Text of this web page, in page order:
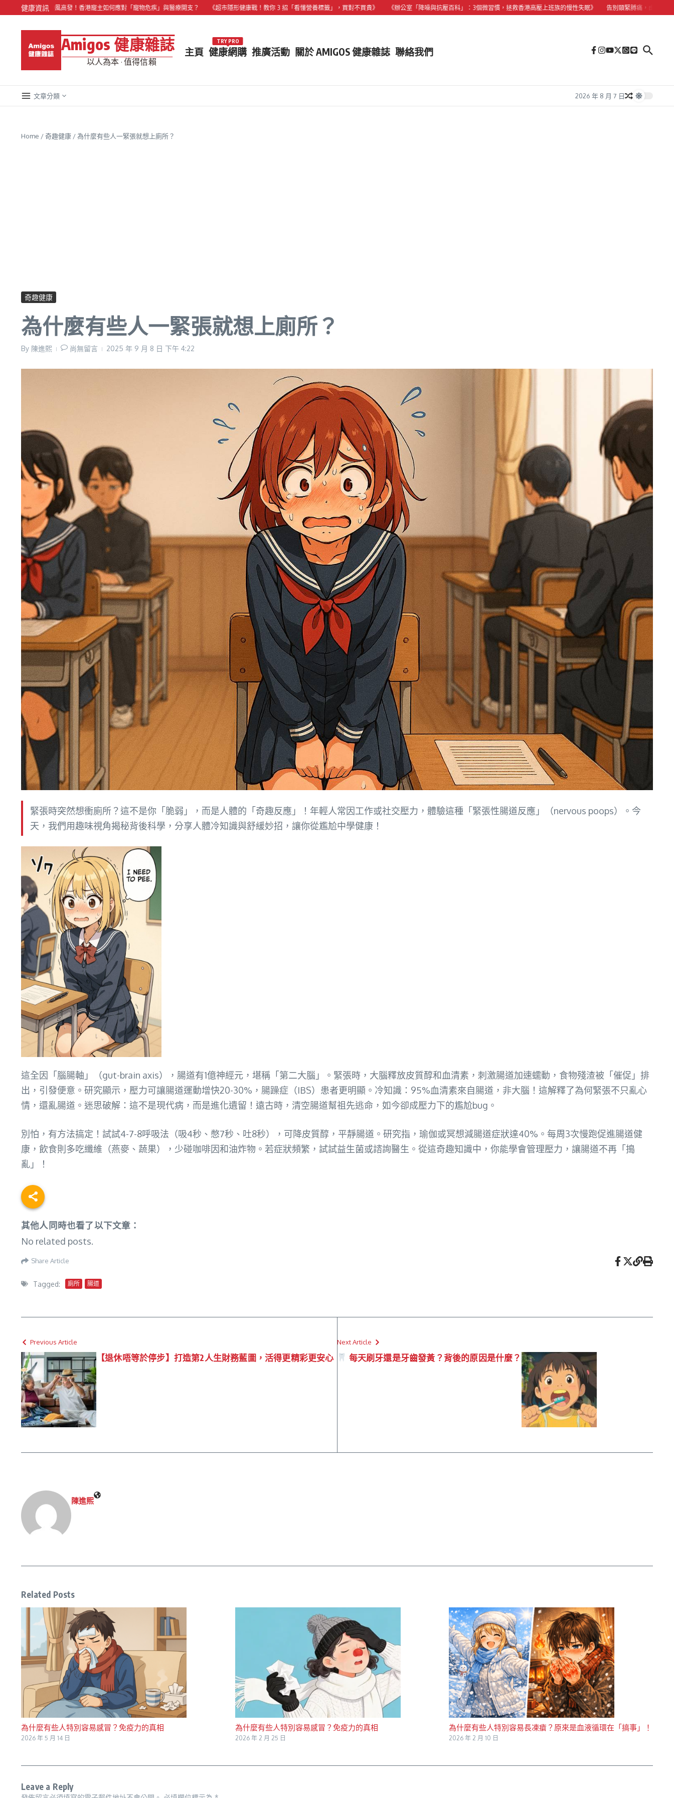
Skip to content
健康資訊
病與貓中風高發！香港寵主如何應對「寵物危疾」與醫療開支？ 《超市隱形健康戰！教你 3 招「看懂營養標籤」，買對不買貴》 《辦公室「降噪與抗壓百科」：3個微習慣，拯救香港高壓上班族的慢性失眠》 告別頸緊膊痛，由今晚瞓覺開始
Amigos 健康雜誌
以人為本 · 值得信賴
主頁 健康網購
TRY PRO
推廣活動 關於 AMIGOS 健康雜誌 聯絡我們
文章分類 2026 年 8 月 7 日
Home /奇趣健康 /為什麼有些人一緊張就想上廁所？
奇趣健康
為什麼有些人一緊張就想上廁所？
By 陳進𤋮 尚無留言 2025 年 9 月 8 日 下午 4:22
緊張時突然想衝廁所？這不是你「脆弱」，而是人體的「奇趣反應」！年輕人常因工作或社交壓力，體驗這種「緊張性腸道反應」（nervous poops）。今
天，我們用趣味視角揭秘背後科學，分享人體冷知識與舒緩妙招，讓你從尷尬中學健康！
這全因「腦腸軸」（gut-brain axis），腸道有1億神經元，堪稱「第二大腦」。緊張時，大腦釋放皮質醇和血清素，刺激腸道加速蠕動，食物殘渣被「催促」排
出，引發便意。研究顯示，壓力可讓腸道運動增快20-30%，腸躁症（IBS）患者更明顯。冷知識：95%血清素來自腸道，非大腦！這解釋了為何緊張不只亂心
情，還亂腸道。迷思破解：這不是現代病，而是進化遺留！遠古時，清空腸道幫祖先逃命，如今卻成壓力下的尷尬bug。
別怕，有方法搞定！試試4-7-8呼吸法（吸4秒、憋7秒、吐8秒），可降皮質醇，平靜腸道。研究指，瑜伽或冥想減腸道症狀達40%。每周3次慢跑促進腸道健
康，飲食則多吃纖維（燕麥、蔬果），少碰咖啡因和油炸物。若症狀頻繁，試試益生菌或諮詢醫生。從這奇趣知識中，你能學會管理壓力，讓腸道不再「搗
亂」！
其他人同時也看了以下文章：
No related posts.
Share Article
Tagged: 廁所 腸道
Previous Article
【退休唔等於停步】打造第2人生財務藍圖，活得更精彩更安心
Next Article
每天刷牙還是牙齒發黃？背後的原因是什麼？
陳進𤋮
Related Posts
為什麼有些人特別容易感冒？免疫力的真相
2026 年 5 月 14 日
為什麼有些人特別容易感冒？免疫力的真相
2026 年 2 月 25 日
為什麼有些人特別容易長凍瘡？原來是血液循環在「搞事」！
2026 年 2 月 10 日
Leave a Reply